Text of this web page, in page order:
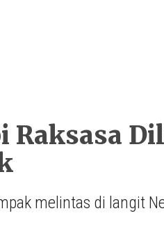
Raksasa
melintas di langit